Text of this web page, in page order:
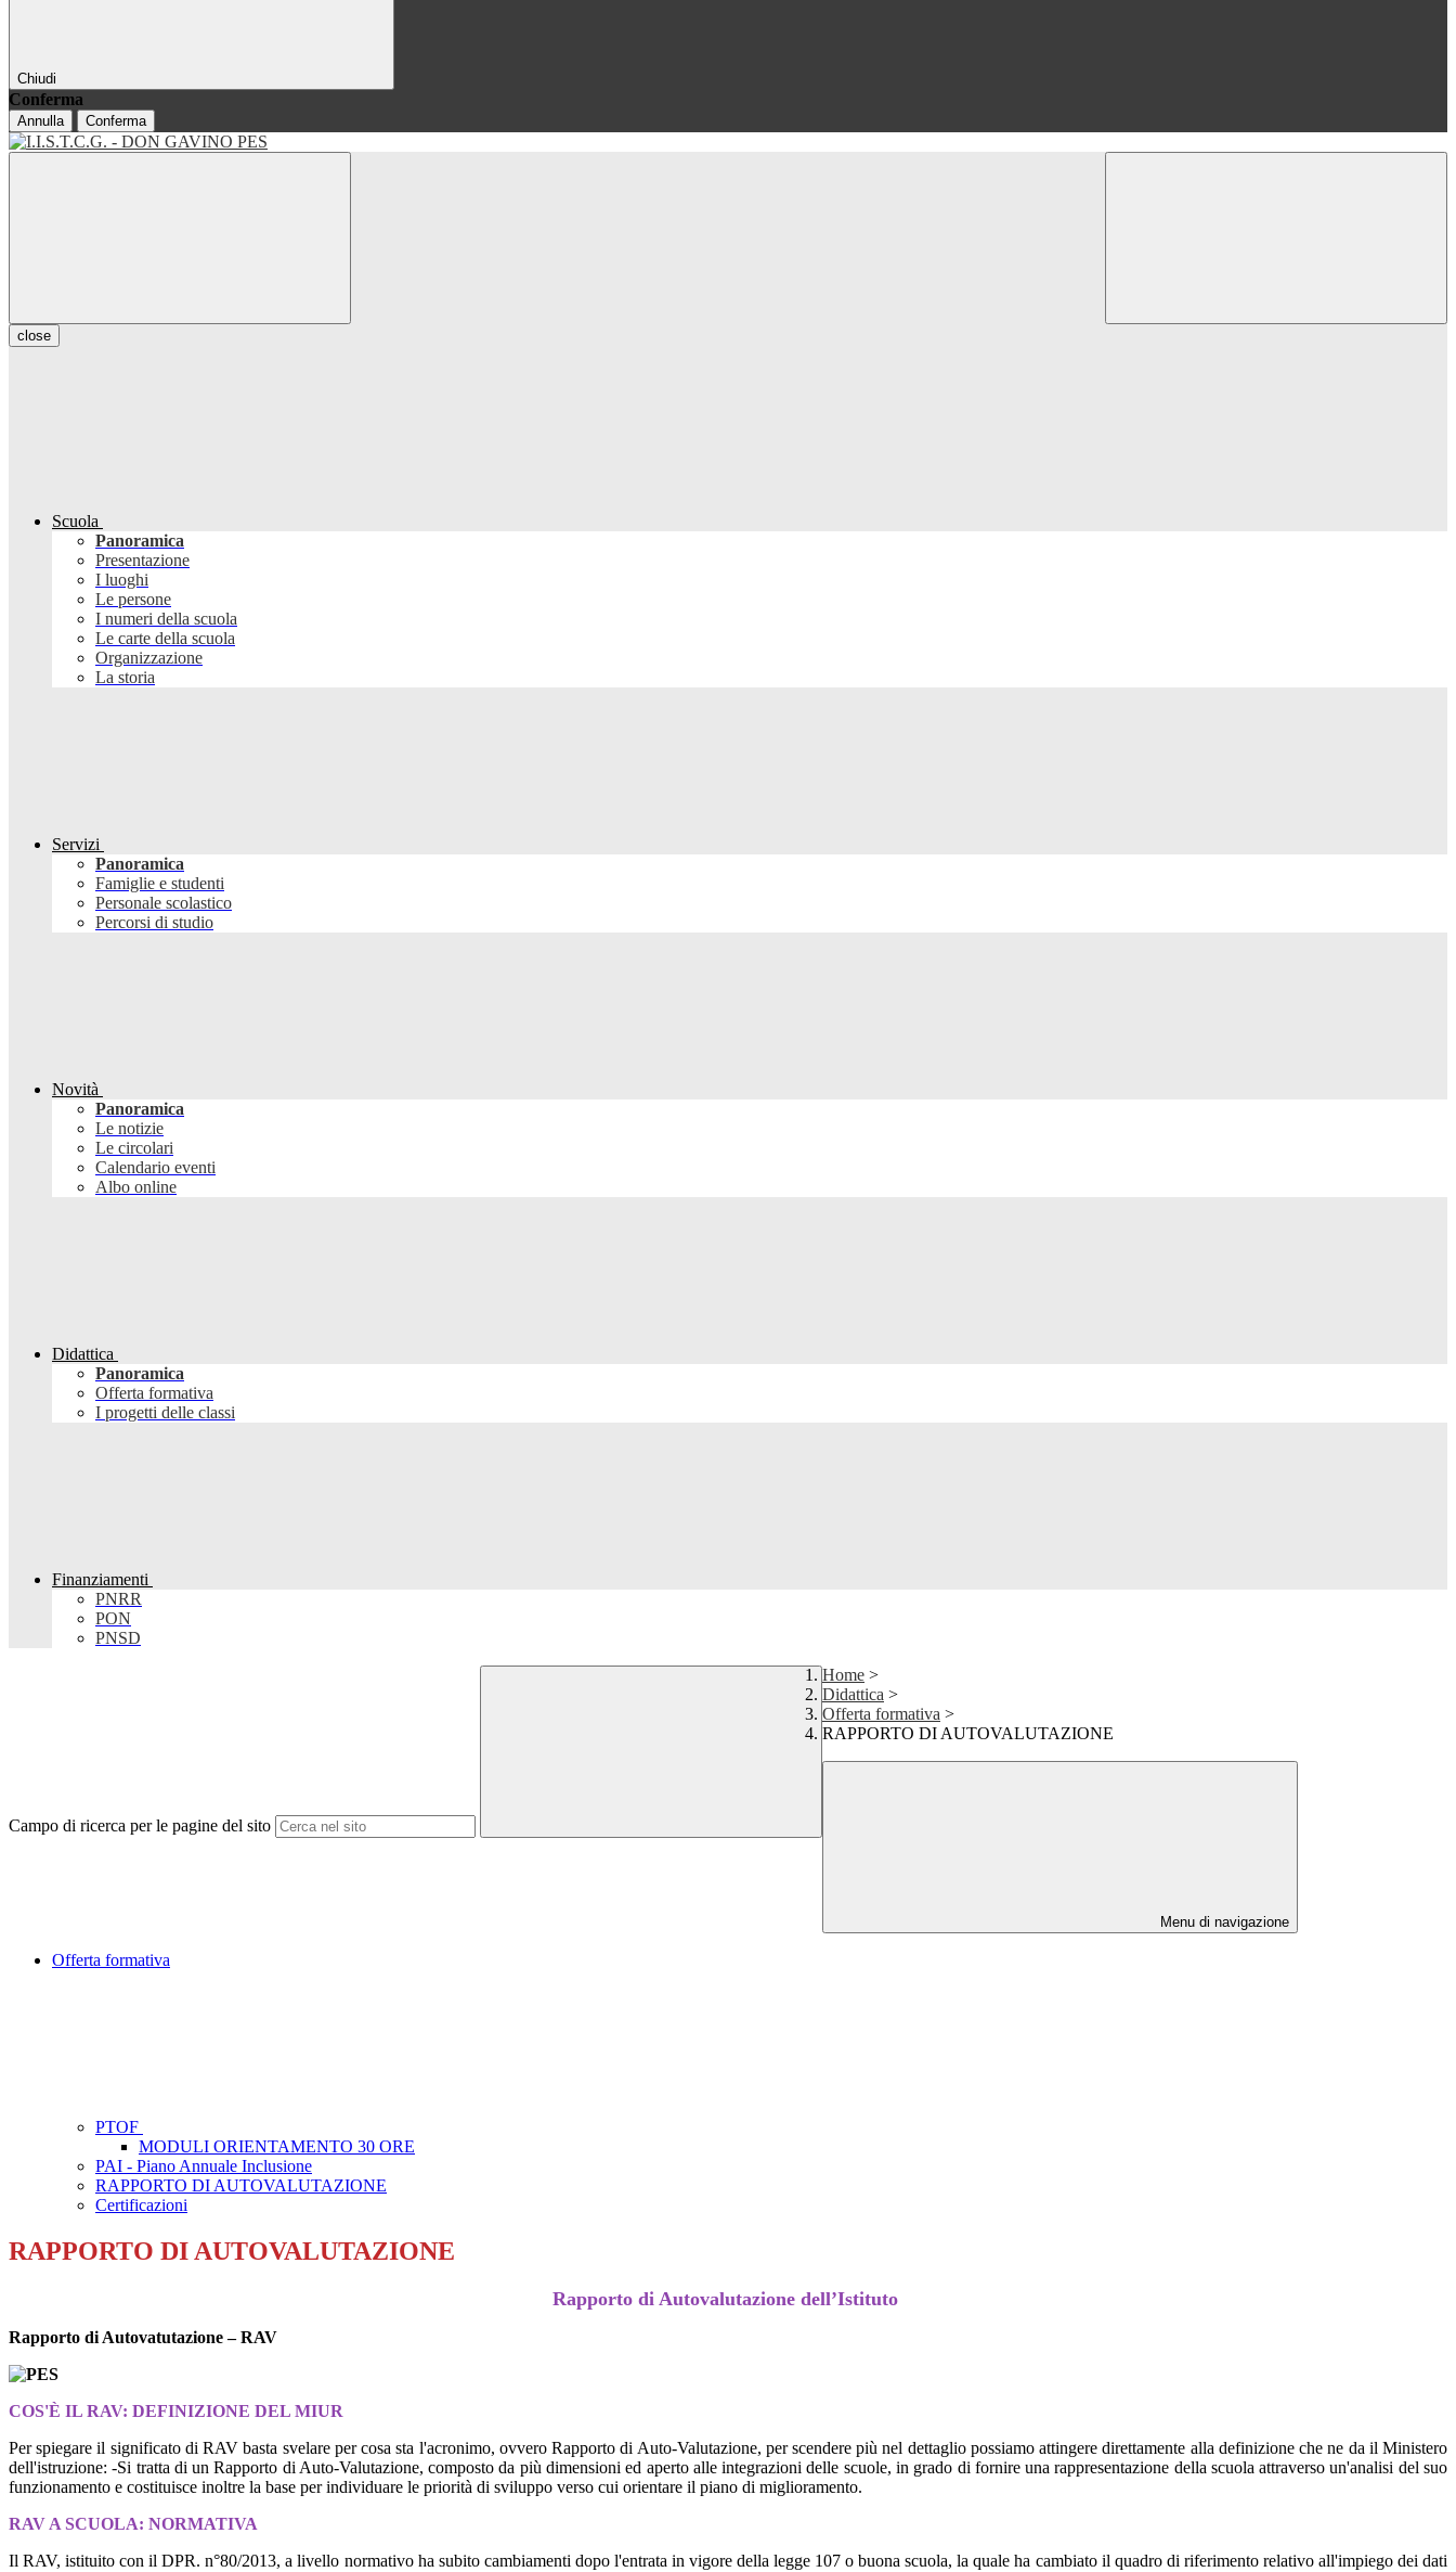
Chiudi
Conferma
Annulla Conferma
close
Scuola
Panoramica
Presentazione
I luoghi
Le persone
I numeri della scuola
Le carte della scuola
Organizzazione
La storia
Servizi
Panoramica
Famiglie e studenti
Personale scolastico
Percorsi di studio
Novità
Panoramica
Le notizie
Le circolari
Calendario eventi
Albo online
Didattica
Panoramica
Offerta formativa
I progetti delle classi
Finanziamenti
PNRR
PON
PNSD
Campo di ricerca per le pagine del sito
Home >
Didattica >
Offerta formativa >
RAPPORTO DI AUTOVALUTAZIONE
Menu di navigazione
Offerta formativa
PTOF
MODULI ORIENTAMENTO 30 ORE
PAI - Piano Annuale Inclusione
RAPPORTO DI AUTOVALUTAZIONE
Certificazioni
RAPPORTO DI AUTOVALUTAZIONE
Rapporto di Autovalutazione dell’Istituto
Rapporto di Autovatutazione – RAV
COS'È IL RAV: DEFINIZIONE DEL MIUR
Per spiegare il significato di RAV basta svelare per cosa sta l'acronimo, ovvero Rapporto di Auto-Valutazione, per scendere più nel dettaglio possiamo attingere direttamente alla definizione che ne da il Ministero
dell'istruzione: -Si tratta di un Rapporto di Auto-Valutazione, composto da più dimensioni ed aperto alle integrazioni delle scuole, in grado di fornire una rappresentazione della scuola attraverso un'analisi del suo
funzionamento e costituisce inoltre la base per individuare le priorità di sviluppo verso cui orientare il piano di miglioramento.
RAV A SCUOLA: NORMATIVA
Il RAV, istituito con il DPR. n°80/2013, a livello normativo ha subito cambiamenti dopo l'entrata in vigore della legge 107 o buona scuola, la quale ha cambiato il quadro di riferimento relativo all'impiego dei dati